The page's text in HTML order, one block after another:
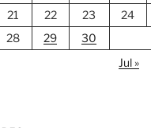
21
22 23 24
28
29
30
Jul »